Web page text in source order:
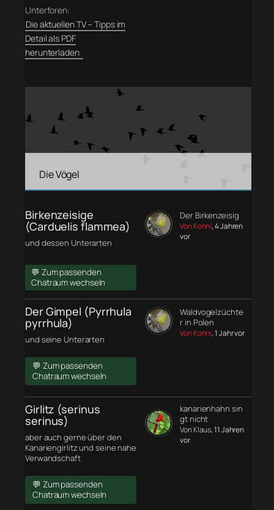
Unterforen:
Die aktuellen TV – Tipps im
Detail als PDF
herunterladen
Die Vögel
Birkenzeisige
(Carduelis flammea)
und dessen Unterarten
💬 Zum passenden
Chatraum wechseln
Der Birkenzeisig
Von Konni, 4 Jahren
vor
Der Gimpel (Pyrrhula
pyrrhula)
und seine Unterarten
💬 Zum passenden
Chatraum wechseln
Waldvogelzüchte
r in Polen
Von Konni, 1 Jahr vor
Girlitz (serinus
serinus)
aber auch gerne über den
Kanariengirlitz und seine nahe
Verwandschaft
💬 Zum passenden
Chatraum wechseln
kanarienhahn sin
gt nicht
Von Klaus, 11 Jahren
vor